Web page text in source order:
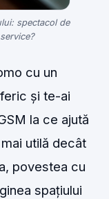
spectacol de
cu un
și te-ai
la ce ajută
utilă decât
povestea cu
spațiului